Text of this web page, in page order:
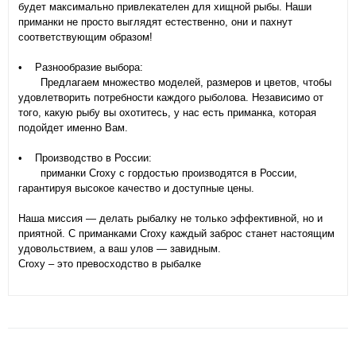
будет максимально привлекателен для хищной рыбы. Наши
приманки не просто выглядят естественно, они и пахнут
соответствующим образом!
• Разнообразие выбора:
Предлагаем множество моделей, размеров и цветов, чтобы
удовлетворить потребности каждого рыболова. Независимо от
того, какую рыбу вы охотитесь, у нас есть приманка, которая
подойдет именно Вам.
• Производство в России:
приманки Croxy с гордостью производятся в России,
гарантируя высокое качество и доступные цены.
Наша миссия — делать рыбалку не только эффективной, но и
приятной. С приманками Croxy каждый заброс станет настоящим
удовольствием, а ваш улов — завидным.
Croxy – это превосходство в рыбалке